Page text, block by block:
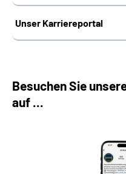
Unser Karriereportal
Besuchen Sie
auf ...